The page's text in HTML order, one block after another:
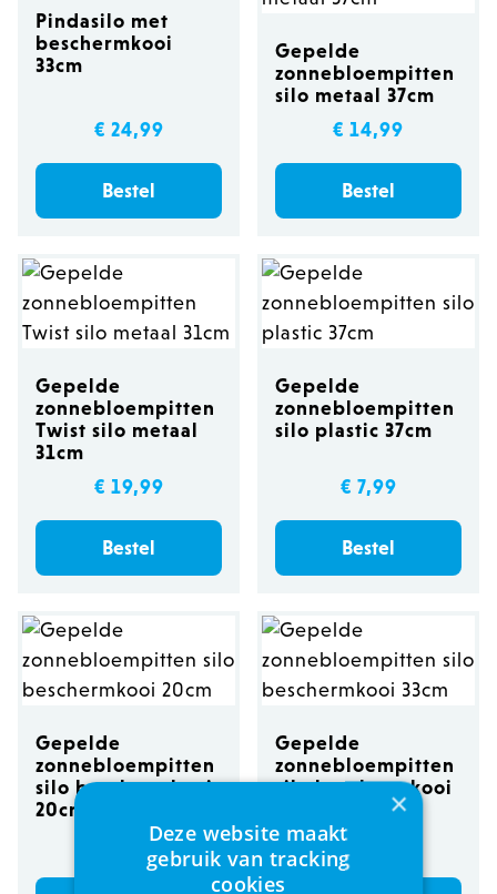
Pindasilo met
beschermkooi
33cm
€ 24,99
Bestel
Gepelde
zonnebloempitten
silo metaal 37cm
€ 14,99
Bestel
Gepelde
zonnebloempitten
Twist silo metaal
31cm
€ 19,99
Bestel
Gepelde
zonnebloempitten
silo plastic 37cm
€ 7,99
Bestel
Gepelde
zonnebloempitten
silo beschermkooi
20cm
€ 17,99
Gepelde
zonnebloempitten
silo beschermkooi
€ 24,99
×
Deze website maakt
gebruik van tracking
cookies